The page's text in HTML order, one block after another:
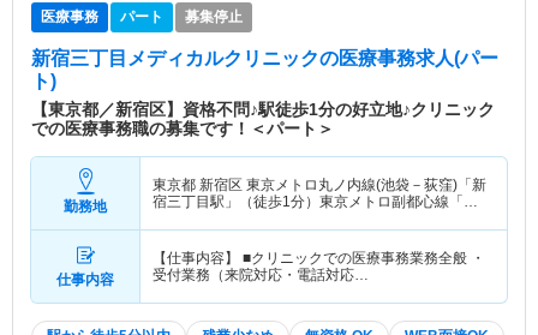
医療事務 パート 募集停止
新宿三丁目メディカルクリニックの医療事務求人(パー
ト)
【東京都／新宿区】資格不問♪駅徒歩1分の好立地♪クリニック
での医療事務職の募集です！＜パート＞
勤務地
東京都 新宿区 東京メトロ丸ノ内線(池袋－荻窪)「新
宿三丁目駅」（徒歩1分）東京メトロ副都心線「新
仕事内容
【仕事内容】 ■クリニックでの医療事務業務全般 ・
受付業務（来院対応・電話対応…